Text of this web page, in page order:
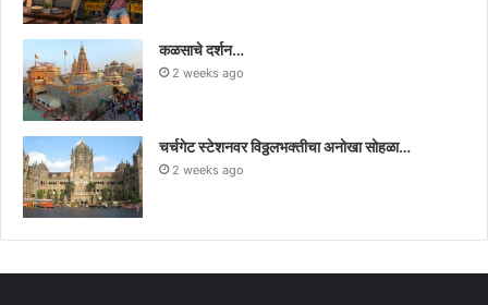
कळसाचे दर्शन…
2 weeks ago
चर्चगेट स्टेशनवर विठ्ठलभक्तीचा अनोखा सोहळा…
2 weeks ago